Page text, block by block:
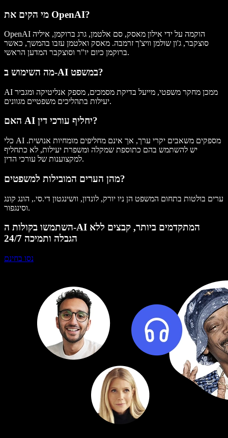
מי הקים את OpenAI?
OpenAI הוקמה על ידי אילון מאסק, סם אלטמן, גרג ברוקמן, איליה
סוצקבר, ג'ון שולמן וויצ'ך זרמבה. מאסק ואלטמן עזבו בהמשך, כאשר
ברוקמן כיום יו"ר וסוצקבר המדען הראשי.
מה השימוש ב-AI במשפט?
AI ממכן מחקר משפטי, מייעל בדיקת מסמכים, מספק אנליטיקה ומגביר
יעילות בתהליכים משפטיים מגוונים.
האם AI יחליף עורכי דין?
כלי AI מספקים משאבים יקרי ערך, אך אינם מחליפים מומחיות אנושית.
יש להשתמש בהם כתוספת שמקלה ומשפרת יעילות, לא כתחליף
למקצוענות של עורכי הדין.
מהן הערים המובילות למשפטים?
ערים בולטות בתחום המשפט הן ניו יורק, לונדון, וושינגטון די.סי., הונג קונג
וסינגפור.
השתמשו בקולות ה-AI המתקדמים ביותר, קבצים ללא
הגבלה ותמיכה 24/7
נסו בחינם